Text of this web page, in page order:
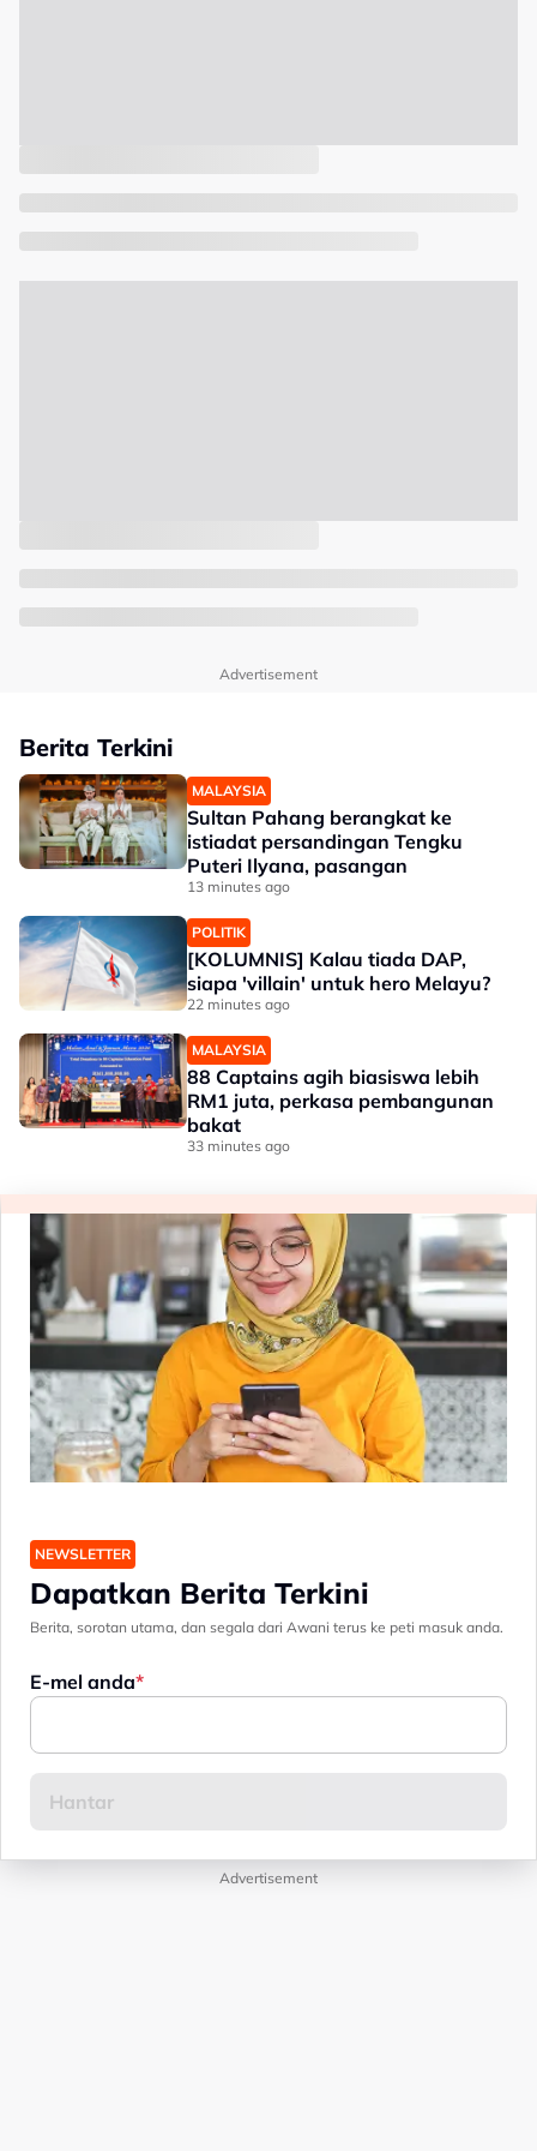
Advertisement
Berita Terkini
MALAYSIA
Sultan Pahang berangkat ke
istiadat persandingan Tengku
Puteri Ilyana, pasangan
13 minutes ago
POLITIK
[KOLUMNIS] Kalau tiada DAP,
siapa 'villain' untuk hero Melayu?
22 minutes ago
MALAYSIA
88 Captains agih biasiswa lebih
RM1 juta, perkasa pembangunan
bakat
33 minutes ago
NEWSLETTER
Dapatkan Berita Terkini
Berita, sorotan utama, dan segala dari Awani terus ke peti masuk anda.
E-mel anda
Advertisement